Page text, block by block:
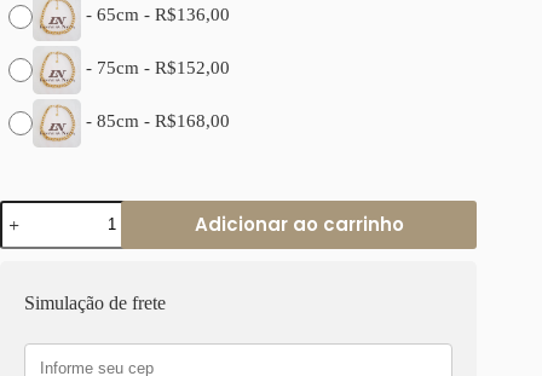
- 65cm - R$136,00
- 75cm - R$152,00
- 85cm - R$168,00
Colar
Choker
Elo
Banho
Corrente
Adicionar ao carrinho
Simulação de frete